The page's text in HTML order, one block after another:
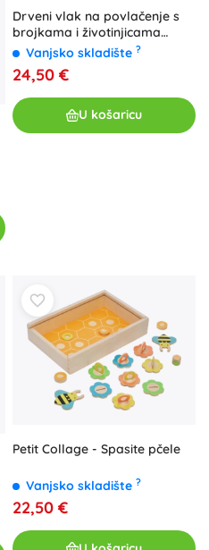
Drveni vlak na povlačenje s
brojkama i životinjicama
PETIT COLLAGE
Vanjsko skladište ?
24,50 €
U košaricu
Petit Collage - Spasite pčele
Vanjsko skladište ?
22,50 €